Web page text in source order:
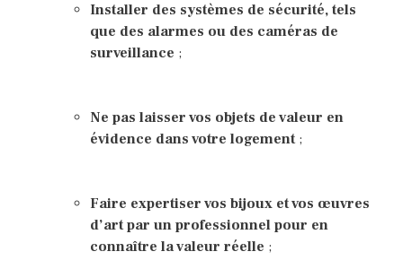
Installer des systèmes de sécurité, tels
que des alarmes ou des caméras de
surveillance ;
Ne pas laisser vos objets de valeur en
évidence dans votre logement;
Faire expertiser vos bijoux et vos œuvres
d’art par un professionnel pour en
connaître la valeur réelle ;